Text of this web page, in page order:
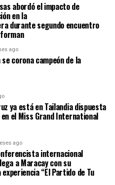
abordó el impacto de
en la
durante segundo encuentro
ago
corona campeón de la
ya está en Tailandia dispuesta
el Miss Grand International
ago
internacional
a Maracay con su
“El Partido de Tu